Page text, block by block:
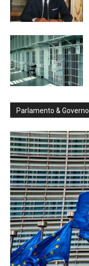
Parlamento & Governo